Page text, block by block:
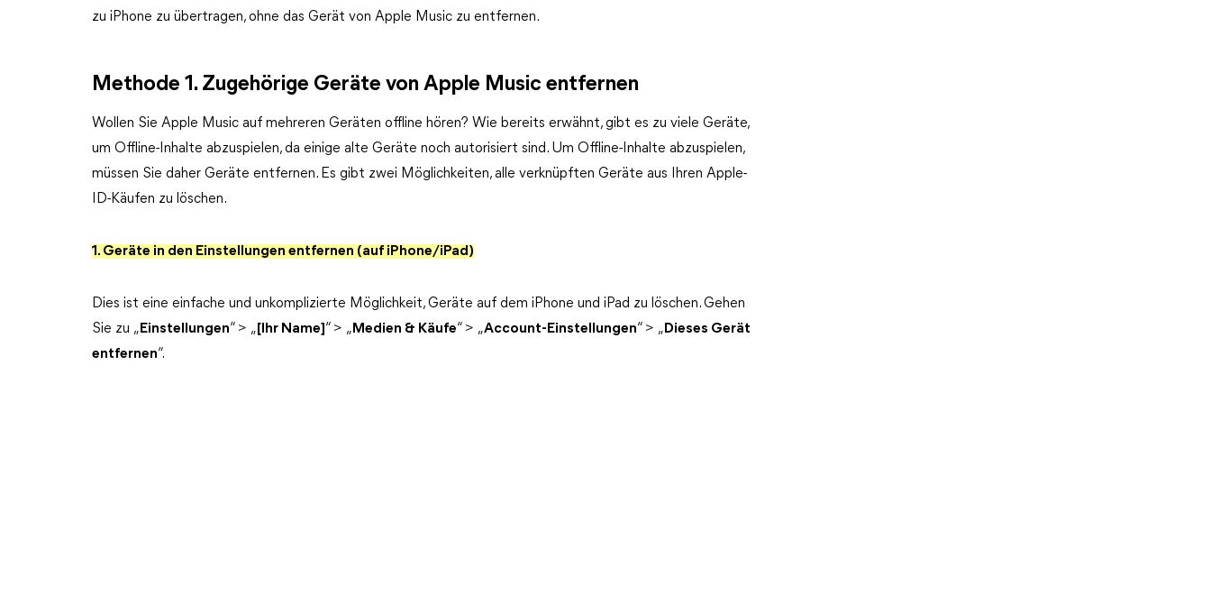
zu iPhone zu übertragen, ohne das Gerät von Apple Music zu entfernen.
Methode 1. Zugehörige Geräte von Apple Music entfernen
Wollen Sie Apple Music auf mehreren Geräten offline hören? Wie bereits erwähnt, gibt es zu viele Geräte,
um Offline-Inhalte abzuspielen, da einige alte Geräte noch autorisiert sind. Um Offline-Inhalte abzuspielen,
müssen Sie daher Geräte entfernen. Es gibt zwei Möglichkeiten, alle verknüpften Geräte aus Ihren Apple-
ID-Käufen zu löschen.
1. Geräte in den Einstellungen entfernen (auf iPhone/iPad)
Dies ist eine einfache und unkomplizierte Möglichkeit, Geräte auf dem iPhone und iPad zu löschen. Gehen
Sie zu „ Einstellungen“ > „ [Ihr Name] “ > „ Medien & Käufe“ > „Account-Einstellungen“ > „ Dieses Gerät
entfernen“.